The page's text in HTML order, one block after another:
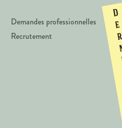
Demandes professionnelles
Recrutement
D
e